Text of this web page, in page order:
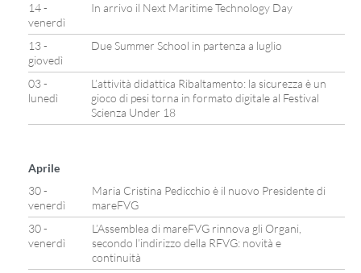
14 -
venerdì
In arrivo il Next Maritime Technology Day
13 -
giovedì
Due Summer School in partenza a luglio
03 -
lunedì
L’attività didattica Ribaltamento: la sicurezza è un
gioco di pesi torna in formato digitale al Festival
Scienza Under 18
Aprile
30 -
venerdì
Maria Cristina Pedicchio è il nuovo Presidente di
mareFVG
30 -
venerdì
L’Assemblea di mareFVG rinnova gli Organi,
secondo l’indirizzo della RFVG: novità e
continuità